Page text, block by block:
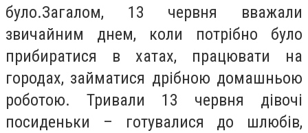
було.Загалом, 13 червня вважали
звичайним днем, коли потрібно було
прибиратися в хатах, працювати на
городах, займатися дрібною домашньою
роботою. Тривали 13 червня дівочі
посиденьки – готувалися до шлюбів,